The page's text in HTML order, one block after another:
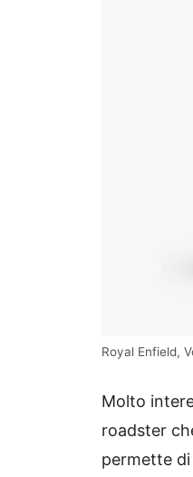
Royal Enfield,
Molto
roadster
permette